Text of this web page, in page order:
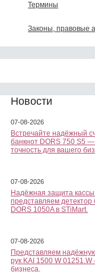
Термины
Законы, правовые
Новости
07-08-2026
Встречайте надёжный
банкнот DORS 750 S5 —
точность для вашего
07-08-2026
Надёжная защита
представляем детектор
DORS 1050A в STiMart.
07-08-2026
Представляем
рук KAI 1500 W
бизнеса.